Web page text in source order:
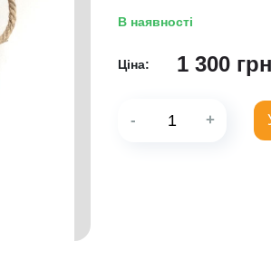
В наявності
Ціна: 1 300 грн
- +